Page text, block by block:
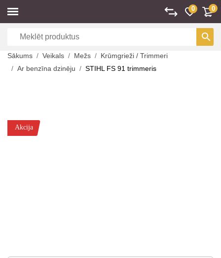
0 0
Sākums Veikals Mežs
Krūmgrieži / Trimmeri
Ar benzīna dzinēju
STIHL FS 91 trimmeris
Akcija